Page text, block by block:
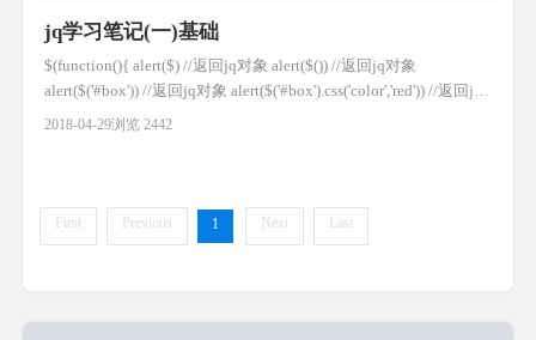
jq学习笔记(一)基础
$(function(){ alert($) //返回jq对象 alert($()) //返回jq对象
alert($('#box')) //返回jq对象 alert($('#box').css('color','red')) //返回jq
对象 }); 加载模式 $(document).ready(function(){ }); 简写形式:
2018-04-29浏览 2442
First Previous 1 Next Last